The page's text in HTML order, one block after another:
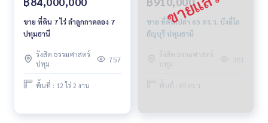
ขาย ที่ดิน 7 ไร่ ลำลูกกาคลอง 7
ปทุมธานี
รังสิต ธรรมศาสตร์
ปทุม
757
พื้นที่ : 12 ไร่ 2 งาน
ขาย ที่ดินเปล่า 65 ตร.ว. บึงยี่โถ
ธัญบุรี ปทุมธานี
รังสิต ธรรมศาสตร์
ปทุม
381
พื้นที่ : 65 ตร.ว.